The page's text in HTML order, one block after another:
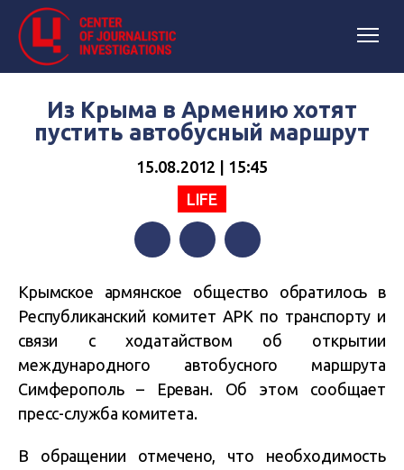
Из Крыма в Армению хотят
пустить автобусный маршрут
15.08.2012 | 15:45
LIFE
Крымское армянское общество обратилось в
Республиканский комитет АРК по транспорту и
связи с ходатайством об открытии
международного автобусного маршрута
Симферополь – Ереван. Об этом сообщает
пресс-служба комитета.
В обращении отмечено, что необходимость